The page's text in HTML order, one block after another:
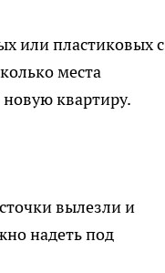
или пластиковых с
места
квартиру.
вылезли и
надеть под